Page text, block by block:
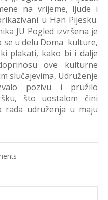
na vrijeme, ljude i
u Han Pijesku.
JU Pogled izvršena je
se u delu Doma kulture,
plakati, kako bi i dalje
ove kulturne
slučajevima, Udruženje
pozivu i pružilo
što uostalom čini
rada udruženja u maju